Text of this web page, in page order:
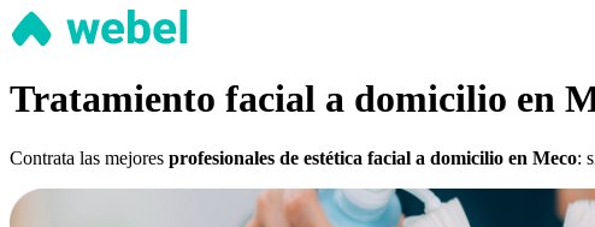
Tratamiento facial a domicilio en
Contrata las mejores profesionales de estética facial a domicilio en Meco: